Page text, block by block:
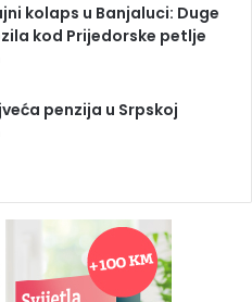
kolaps u Banjaluci: Duge
kod Prijedorske petlje
penzija u Srpskoj